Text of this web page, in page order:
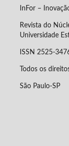
InFor –
Revista do
Universidade
ISSN 2525-
Todos os
São Paulo-SP